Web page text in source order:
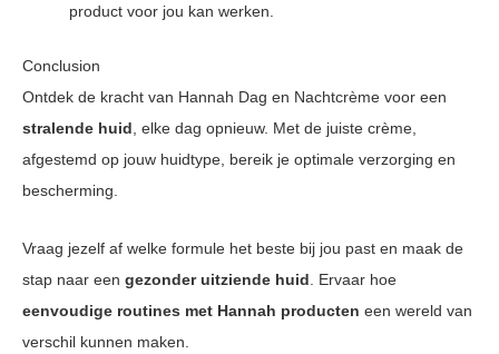
product voor jou kan werken.
Conclusion
Ontdek de kracht van Hannah Dag en Nachtcrème voor een
stralende huid , elke dag opnieuw. Met de juiste crème,
afgestemd op jouw huidtype, bereik je optimale verzorging en
bescherming.
Vraag jezelf af welke formule het beste bij jou past en maak de
stap naar een gezonder uitziende huid. Ervaar hoe
eenvoudige routines met Hannah producten een wereld van
verschil kunnen maken.